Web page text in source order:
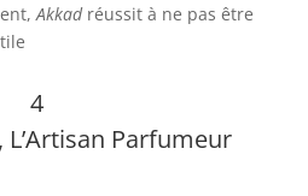
Akkadréussit à ne pas être
4
L’Artisan Parfumeur